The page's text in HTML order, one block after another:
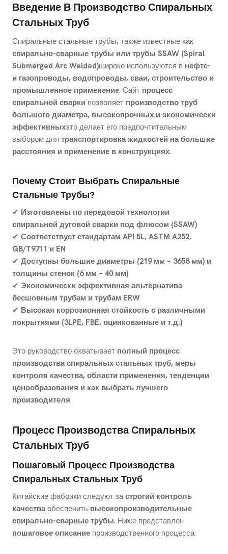
Введение В Производство Спиральных
Стальных Труб
Спиральные стальные трубы, также известные как
спирально-сварные трубы или трубы SSAW (Spiral
Submerged Arc Welded)широко используются в нефте-
и газопроводы, водопроводы, сваи, строительство и
промышленное применение. Сайт процесс
спиральной сварки позволяет производство труб
большого диаметра, высокопрочных и экономически
эффективныхэто делает его предпочтительным
выбором для транспортировка жидкостей на большие
расстояния и применение в конструкциях.
Почему Стоит Выбрать Спиральные
Стальные Трубы?
✔ Изготовлены по передовой технологии
спиральной дуговой сварки под флюсом (SSAW)
✔ Соответствует стандартам API 5L, ASTM A252,
GB/T9711 и EN
✔ Доступны большие диаметры (219 мм – 3658 мм) и
толщины стенок (6 мм – 40 мм)
✔ Экономически эффективная альтернатива
бесшовным трубам и трубам ERW
✔ Высокая коррозионная стойкость с различными
покрытиями (3LPE, FBE, оцинкованные и т.д.)
Это руководство охватывает полный процесс
производства спиральных стальных труб, меры
контроля качества, области применения, тенденции
ценообразования и как выбрать лучшего
производителя.
Процесс Производства Спиральных
Стальных Труб
Пошаговый Процесс Производства
Спиральных Стальных Труб
Китайские фабрики следуют застрогий контроль
качестваобеспечить высокопроизводительные
спирально-сварные трубы. Ниже представлен
пошаговое описание производственного процесса: